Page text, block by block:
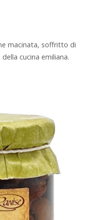
macinata, soffritto di
cucina emiliana.